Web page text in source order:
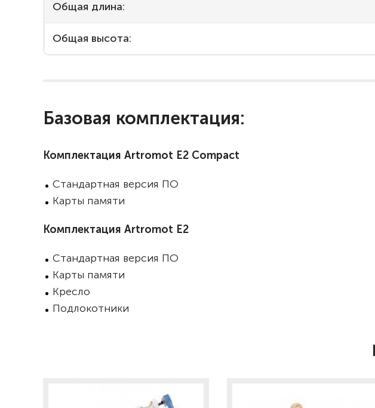
Общая длина:
Общая высота:
Базовая комплектация:
Комплектация Artromot E2 Compact
Стандартная версия ПО
Карты памяти
Комплектация Artromot E2
Стандартная версия ПО
Карты памяти
Кресло
Подлокотники